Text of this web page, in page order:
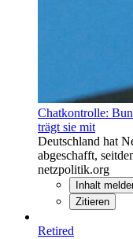
Chatkontrolle:
trägt sie mit
Deutschland hat
abgeschafft,
netzpolitik.org
Inhalt
Zitieren
Retired